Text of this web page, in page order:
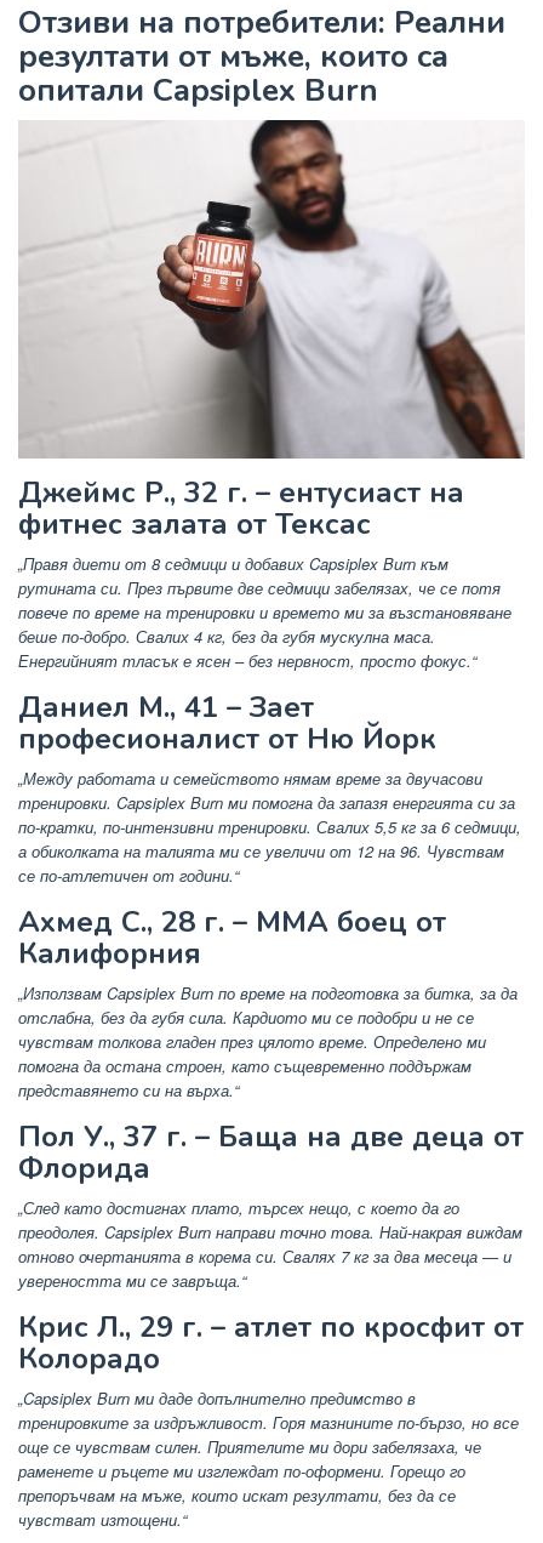
Отзиви на потребители: Реални
резултати от мъже, които са
опитали Capsiplex Burn
Джеймс Р., 32 г. – ентусиаст на
фитнес залата от Тексас
„Правя диети от 8 седмици и добавих Capsiplex Burn към
рутината си. През първите две седмици забелязах, че се потя
повече по време на тренировки и времето ми за възстановяване
беше по-добро. Свалих 4 кг, без да губя мускулна маса.
Енергийният тласък е ясен – без нервност, просто фокус.“
Даниел М., 41 – Зает
професионалист от Ню Йорк
„Между работата и семейството нямам време за двучасови
тренировки. Capsiplex Burn ми помогна да запазя енергията си за
по-кратки, по-интензивни тренировки. Свалих 5,5 кг за 6 седмици,
а обиколката на талията ми се увеличи от 12 на 96. Чувствам
се по-атлетичен от години.“
Ахмед С., 28 г. – ММА боец от
Калифорния
„Използвам Capsiplex Burn по време на подготовка за битка, за да
отслабна, без да губя сила. Кардиото ми се подобри и не се
чувствам толкова гладен през цялото време. Определено ми
помогна да остана строен, като същевременно поддържам
представянето си на върха.“
Пол У., 37 г. – Баща на две деца от
Флорида
„След като достигнах плато, търсех нещо, с което да го
преодолея. Capsiplex Burn направи точно това. Най-накрая виждам
отново очертанията в корема си. Свалях 7 кг за два месеца — и
увереността ми се завръща.“
Крис Л., 29 г. – атлет по кросфит от
Колорадо
„Capsiplex Burn ми даде допълнително предимство в
тренировките за издръжливост. Горя мазнините по-бързо, но все
още се чувствам силен. Приятелите ми дори забелязаха, че
раменете и ръцете ми изглеждат по-оформени. Горещо го
препоръчвам на мъже, които искат резултати, без да се
чувстват изтощени.“